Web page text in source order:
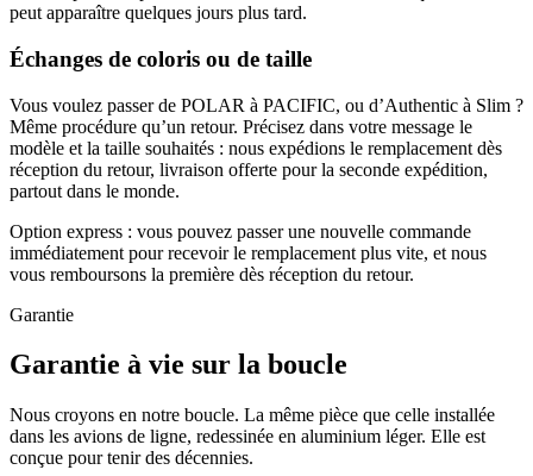
peut apparaître quelques jours plus tard.
Échanges de coloris ou de taille
Vous voulez passer de POLAR à PACIFIC, ou d’Authentic à Slim ?
Même procédure qu’un retour. Précisez dans votre message le
modèle et la taille souhaités : nous expédions le remplacement dès
réception du retour, livraison offerte pour la seconde expédition,
partout dans le monde.
Option express : vous pouvez passer une nouvelle commande
immédiatement pour recevoir le remplacement plus vite, et nous
vous remboursons la première dès réception du retour.
Garantie
Garantie à vie sur la boucle
Nous croyons en notre boucle. La même pièce que celle installée
dans les avions de ligne, redessinée en aluminium léger. Elle est
conçue pour tenir des décennies.